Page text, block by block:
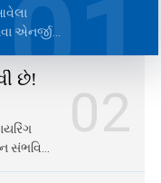
એનર્જી
01
છે!
સંભવિત
02